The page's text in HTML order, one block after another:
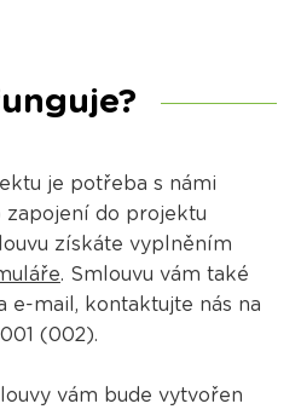
je potřeba s námi
zapojení do projektu
získáte vyplněním
. Smlouvu vám také
e-mail, kontaktujte nás na
(002).
vám bude vytvořen